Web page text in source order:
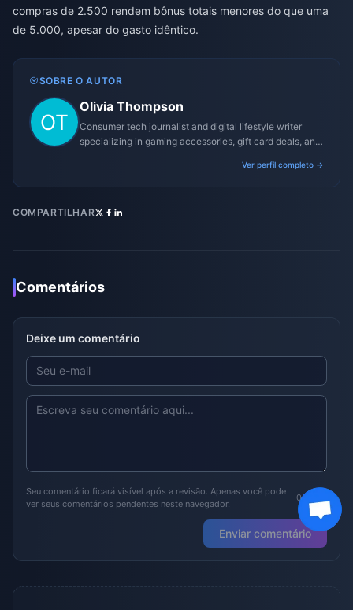
compras de 2.500 rendem bônus totais menores do que uma
de 5.000, apesar do gasto idêntico.
SOBRE O AUTOR
Olivia Thompson
Consumer tech journalist and digital lifestyle writer
specializing in gaming accessories, gift card deals, and
Ver perfil completo →
COMPARTILHAR
Comentários
Deixe um comentário
Seu comentário ficará visível após a revisão. Apenas você pode
ver seus comentários pendentes neste navegador.
0/2000
Enviar comentário